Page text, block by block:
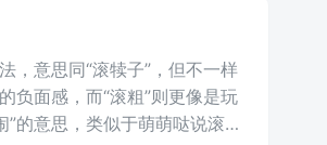
，意思同“滚犊子”，但不一样
负面感，而“滚粗”则更像是玩
”的意思，类似于萌萌哒说滚粗